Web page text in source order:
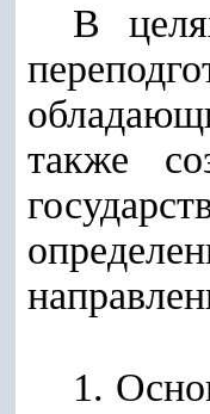
В
также
1.